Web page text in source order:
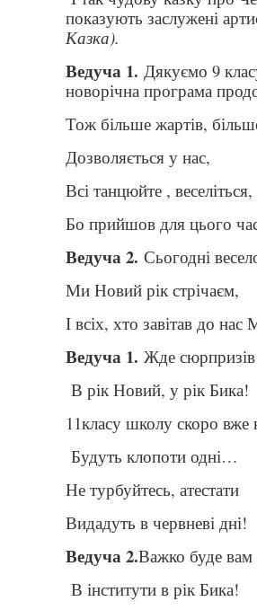
показують заслужені
Казка).
Ведуча 1. Дякуємо 9
новорічна програма
Тож більше жартів,
Дозволяється у нас,
Всі танцюйте , веселіться,
Бо прийшов для цього
Ведуча 2. Сьогодні
Ми Новий рік стрічаєм,
І всіх, хто завітав до
Ведуча 1. Жде сюрпризів
В рік Новий, у рік Бика!
11класу школу скоро вже
Будуть клопоти одні…
Не турбуйтесь, атестати
Видадуть в червневі дні!
Ведуча 2.Важко буде вам
В інститути в рік Бика!